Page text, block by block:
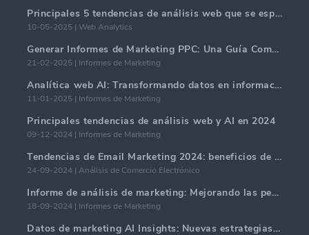
Principales 5 tendencias de análisis web que se espera dominen en 2025
10-05-2025 | Web Analytics
Generar Informes de Marketing PPC: Una Guía Completa
21-02-2025 | Informes de Marketing
Analítica web AI: Transformando datos en información con precisión
11-01-2025 | Informes de Marketing
Principales tendencias de análisis web y AI en 2024
09-12-2024 | Informes de Marketing
Tendencias de Email Marketing 2024: beneficios de la hiper-personalización
24-09-2024 | Análisis de Comercio Electrónico
Informe de análisis de marketing: Mejorando las perspectivas comerciales
18-09-2024 | Informes de Marketing
Datos de marketing AI Insights: Nuevas estrategias comerciales para 2024